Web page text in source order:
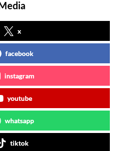
x
facebook
instagram
youtube
whatsapp
tiktok